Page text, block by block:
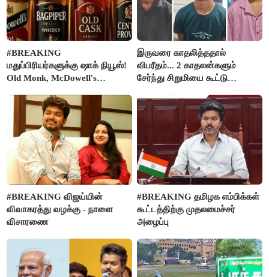
#BREAKING
மதுப்பிரியர்களுக்கு ஷாக் நியூஸ்!
Old Monk, McDowell's
FSSAI தடை
இருவரை காதலித்ததால்
விபரீதம்... 2 காதலன்களும்
சேர்ந்து சிறுமியை கூட்டு
செய்த கொடூரம்
#BREAKING விஜய்யின்
விவாகரத்து வழக்கு - நாளை
விசாரணை
#BREAKING தமிழக எம்பிக்கள்
கூட்டத்திற்கு முதலமைச்சர்
அழைப்பு